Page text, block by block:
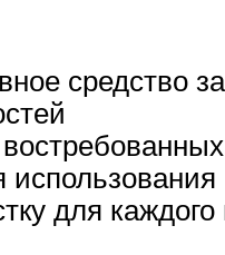
средство
для каждого